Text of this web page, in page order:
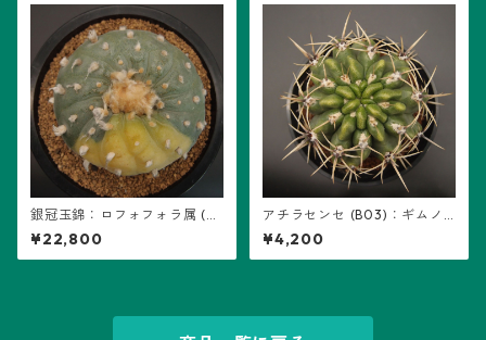
銀冠玉錦：ロフォフォラ属 (B
04) ※扁平、多稜
¥22,800
アチラセンセ (B03)：ギムノ
カリキウム属 ※実生、曙斑
¥4,200